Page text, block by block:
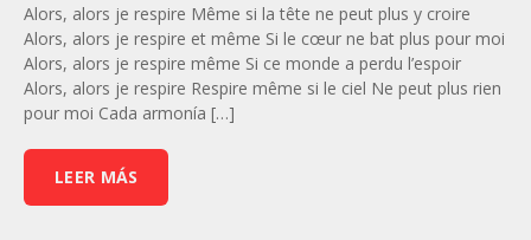
Alors, alors je respire Même si la tête ne peut plus y croire
Alors, alors je respire et même Si le cœur ne bat plus pour moi
Alors, alors je respire même Si ce monde a perdu l’espoir
Alors, alors je respire Respire même si le ciel Ne peut plus rien
pour moi Cada armonía […]
LEER MÁS